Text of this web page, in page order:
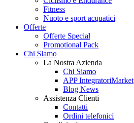
Fitness
Nuoto e sport acquatici
Offerte
Offerte Special
Promotional Pack
Chi Siamo
La Nostra Azienda
Chi Siamo
APP IntegratoriMarket
Blog News
Assistenza Clienti
Contatti
Ordini telefonici